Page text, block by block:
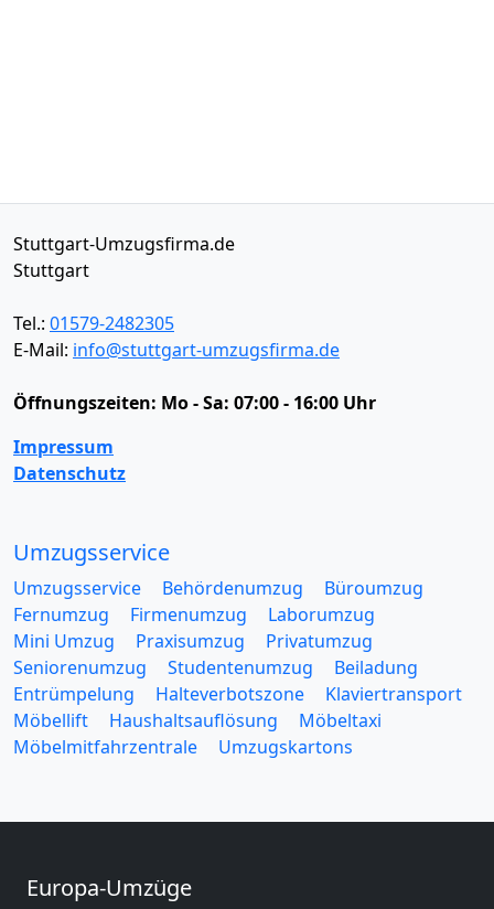
Stuttgart-Umzugsfirma.de
Stuttgart
Tel.: 01579-2482305
E-Mail: info@stuttgart-umzugsfirma.de
Öffnungszeiten: Mo - Sa: 07:00 - 16:00 Uhr
Impressum
Datenschutz
Umzugsservice
Umzugsservice Behördenumzug
Büroumzug
Fernumzug
Firmenumzug
Laborumzug
Mini Umzug
Praxisumzug
Privatumzug
Seniorenumzug
Studentenumzug
Beiladung
Entrümpelung
Halteverbotszone
Klaviertransport
Möbellift
Haushaltsauflösung
Möbeltaxi
Möbelmitfahrzentrale
Umzugskartons
Europa-Umzüge